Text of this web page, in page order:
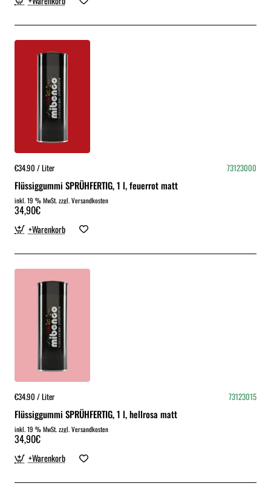
€34.90 / Liter 73123000
Flüssiggummi SPRÜHFERTIG, 1 l, feuerrot matt
inkl. 19 % MwSt. zzgl. Versandkosten
34,90€
+Warenkorb
€34.90 / Liter 73123015
Flüssiggummi SPRÜHFERTIG, 1 l, hellrosa matt
inkl. 19 % MwSt. zzgl. Versandkosten
34,90€
+Warenkorb